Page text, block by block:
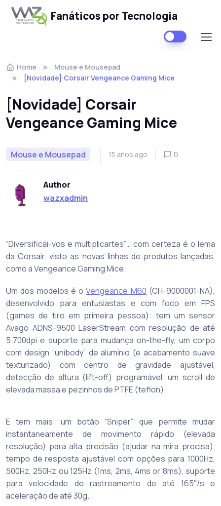
Fanáticos por Tecnologia
Home
Mouse e Mousepad
[Novidade] Corsair Vengeance Gaming Mice
[Novidade] Corsair
Vengeance Gaming Mice
Mouse e Mousepad 15 anos ago 0
Author
wazxadmin
“Diversificái-vos e multiplicartes”… com certeza é o lema
da Corsair, visto as novas linhas de produtos lançadas,
como a Vengeance Gaming Mice.
Um dos modelos é oVengeance M60 (CH-9000001-NA),
desenvolvido para entusiastas e com foco em FPS
(games de tiro em primeira pessoa): tem um sensor
Avago ADNS-9500 LaserStream com resolução de até
5.700dpi e suporte para mudança on-the-fly, um corpo
com design “unibody” de alumínio (e acabamento suave
texturizado) com centro de gravidade ajustável,
detecção de altura (lift-off) programável, um scroll de
elevada massa e pezinhos de PTFE (teflon).
E tem mais: um botão “Sniper” que permite mudar
instantaneamente de movimento rápido (elevada
resolução) para alta precisão (ajudar na mira precisa),
tempo de resposta ajustável com opções para 1000Hz,
500Hz, 250Hz ou 125Hz (1ms, 2ms, 4ms or 8ms), suporte
para velocidade de rastreamento de até 165″/s e
aceleração de até 30g.